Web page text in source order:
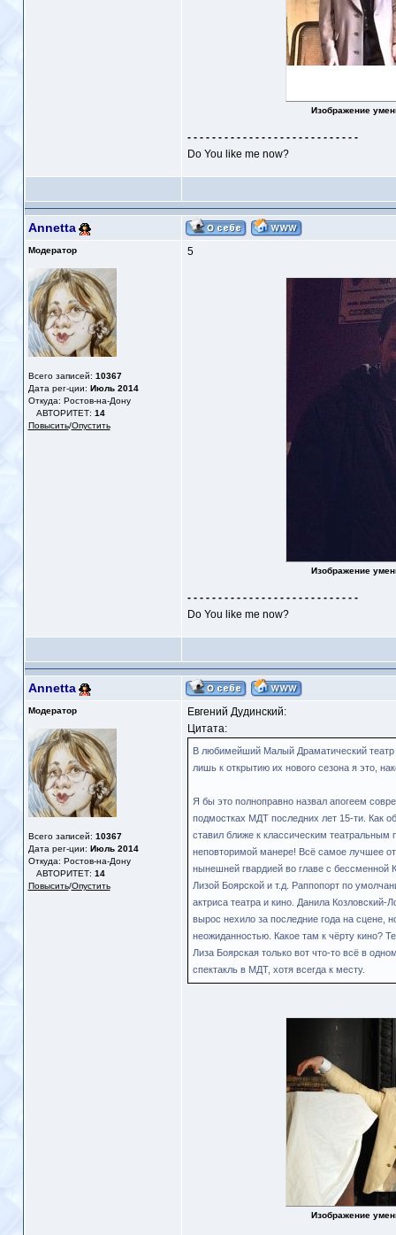
Изображение
- - - - - - - - - - - - - - - - - - - - - - - - - - - -
Do You like me now?
Annetta
Модератор
Всего записей: 10367
Дата рег-ции: Июль 2014
Откуда: Ростов-на-Дону
АВТОРИТЕТ: 14
Повысить/Опустить
5
Изображение
- - - - - - - - - - - - - - - - - - - - - - - - - - - -
Do You like me now?
Annetta
Модератор
Всего записей: 10367
Дата рег-ции: Июль 2014
Откуда: Ростов-на-Дону
АВТОРИТЕТ: 14
Повысить/Опустить
Евгений Дудинский:
Цитата:
В любимейший Малый Драматический
лишь к открытию их нового сезона я это,
Я бы это полноправно назвал апогеем
подмостках МДТ последних лет 15-ти. Как
ставил ближе к классическим театральным
неповторимой манере! Всё самое лучшее
нынешней гвардией во главе с бессменной
Лизой Боярской и т.д. Раппопорт по
актриса театра и кино. Данила Козловский-
вырос нехило за последние года на сцене,
неожиданностью. Какое там к чёрту кино?
Лиза Боярская только вот что-то всё в
спектакль в МДТ, хотя всегда к месту.
Изображение